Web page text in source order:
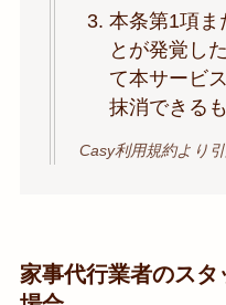
本条第1項ま
とが発覚し
て本サービ
抹消できる
Casy利用規約より
家事代行業者のス